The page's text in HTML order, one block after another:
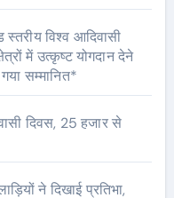
स्तरीय विश्व आदिवासी
में उत्कृष्ट योगदान देने
गया सम्मानित*
दिवस, 25 हजार से
ने दिखाई प्रतिभा,